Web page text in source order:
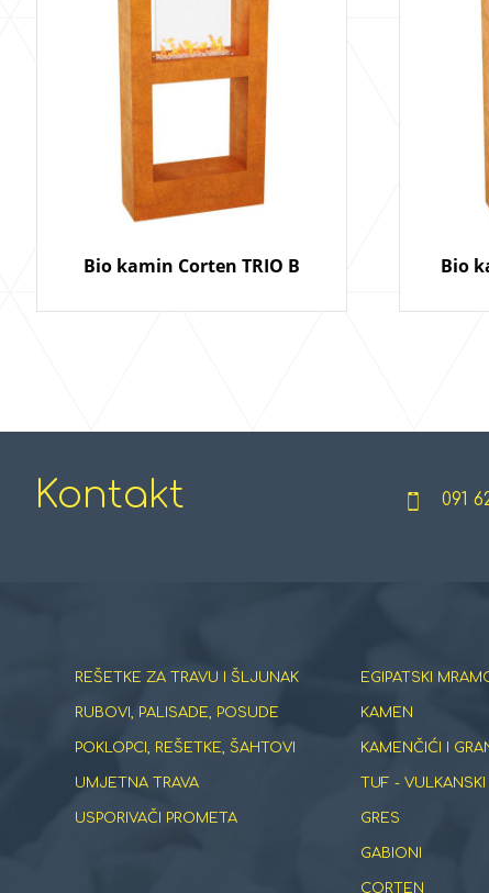
Bio kamin Corten TRIO B Bio
Kontakt 091
REŠETKE ZA TRAVU I ŠLJUNAK
RUBOVI, PALISADE, POSUDE
POKLOPCI, REŠETKE, ŠAHTOVI
UMJETNA TRAVA
USPORIVAČI PROMETA
EGIPATSKI
KAMEN
KAMENČIĆI I
TUF - VULKANSKI
GRES
GABIONI
CORTEN